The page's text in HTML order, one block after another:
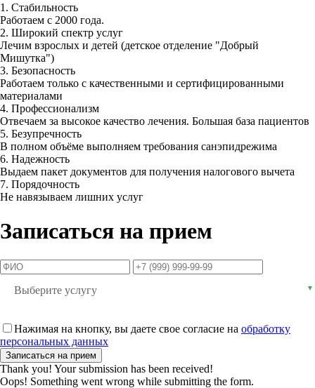
1. Стабильность
Работаем с 2000 года.
2. Широкий спектр услуг
Лечим взрослых и детей (детское отделение "Добрый
Мишутка")
3. Безопасность
Работаем только с качественными и сертифицированными
материалами
4. Профессионализм
Отвечаем за высокое качество лечения. Большая база пациентов
5. Безупречность
В полном объёме выполняем требования санэпидрежима
6. Надежность
Выдаем пакет документов для получения налогового вычета
7. Порядочность
Не навязываем лишних услуг
Записаться на прием
Выберите услугу ▼
Нажимая на кнопку, вы даете свое согласие на обработку
персональных данных
Thank you! Your submission has been received!
Oops! Something went wrong while submitting the form.